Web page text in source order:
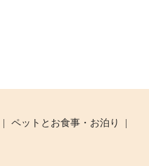
ペットとお食事・お泊り